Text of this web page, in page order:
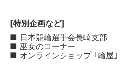
[特別企画など]
■ 日本競輪選手会長崎支部
■ 巫女のコーナー
■ オンラインショップ ｢輪屋｣